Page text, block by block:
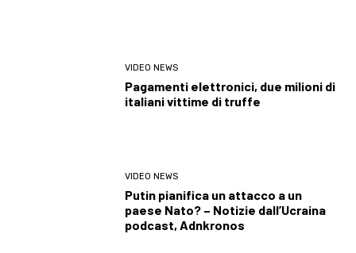
VIDEO NEWS
Pagamenti elettronici, due milioni di
italiani vittime di truffe
VIDEO NEWS
Putin pianifica un attacco a un
paese Nato? – Notizie dall’Ucraina
podcast, Adnkronos